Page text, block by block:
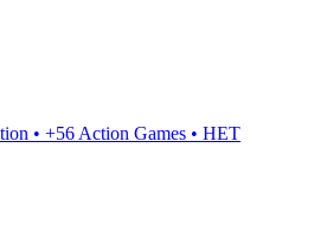
• +56 Action Games • НЕТ